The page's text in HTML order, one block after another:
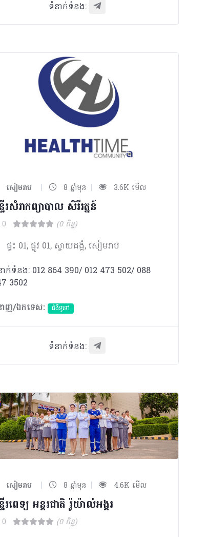
ទំនាក់ទំនង:
សៀមរាប | 8 ឆ្នាំមុន | 3.6K មើល
រសំរាកព្យាបាល​ សិរីរត្នន៍
0 (0 ពិន្ទុ)
ផ្ទះ 01, ផ្លូវ 01, ស្វាយដង្គំ, សៀមរាប
ក់ទំនង: 012 864 390/ 012 473 502/ 088
3502
ាញ/ឯកទេស:
ជំងឺទូទៅ
ទំនាក់ទំនង:
សៀមរាប | 8 ឆ្នាំមុន | 4.6K មើល
រពេទ្យ អន្តរជាតិ រ៉ូយ៉ាល់អង្គរ
0 (0 ពិន្ទុ)